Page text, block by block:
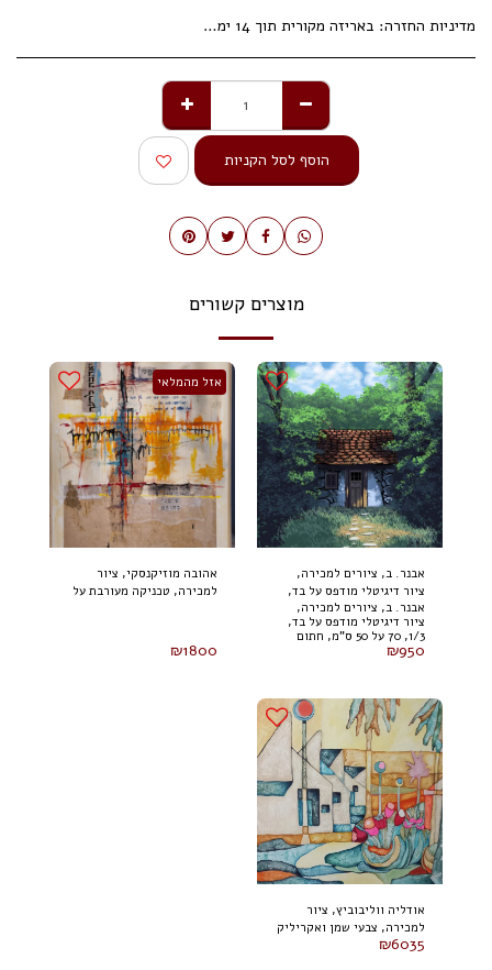
מדיניות החזרה: באריזה מקורית תוך 14 ימי עסקים.
הוסף לסל הקניות
מוצרים קשורים
אבנר. ב, ציורים למכירה,
ציור דיגיטלי מודפס על בד,
1/3, 70 על 50 ס"מ, חתום
אבנר. ב, ציורים למכירה,
ציור דיגיטלי מודפס על בד,
1/3, 70 על 50 ס"מ, חתום
₪950
אזל מהמלאי
אהובה מוזיקנסקי, ציור
למכירה, טכניקה מעורבת על
₪1800
אודליה ווליבוביץ, ציור
למכירה, צבעי שמן ואקריליק
על בד 80 על 100 ס"מ, חתום₪6035